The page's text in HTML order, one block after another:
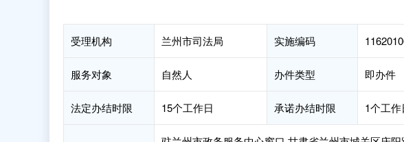
受理机构 兰州市司法局 实施编码
服务对象 自然人 办件类型 即办件
法定办结时限 15个工作日 承诺办结时限 1个工作